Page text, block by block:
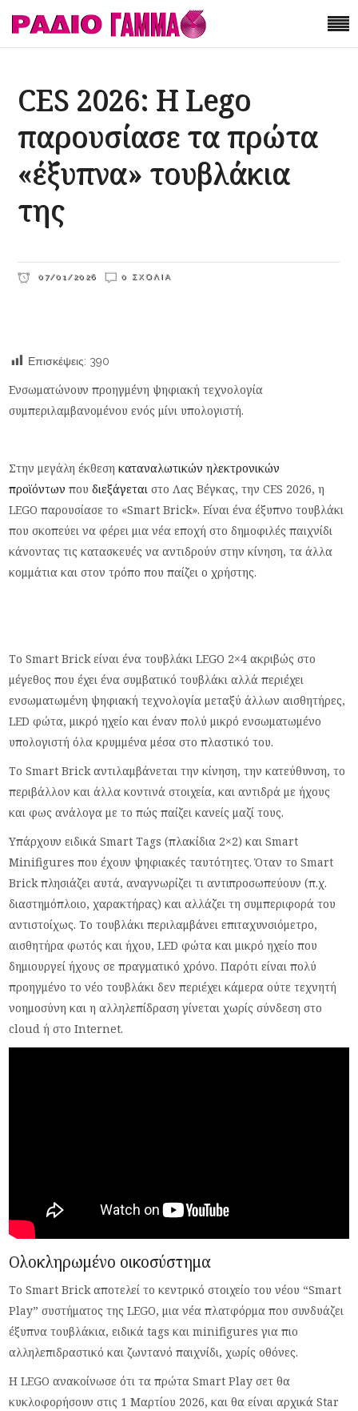
CES 2026: Η Lego
παρουσίασε τα πρώτα
«έξυπνα» τουβλάκια
της
07/01/2026 0 ΣΧΌΛΙΑ
Επισκέψεις: 390
Ενσωματώνουν προηγμένη ψηφιακή τεχνολογία
συμπεριλαμβανομένου ενός μίνι υπολογιστή.
Στην μεγάλη έκθεσηκαταναλωτικών ηλεκτρονικών
προϊόντων που διεξάγεται στο Λας Βέγκας, την CES 2026, η
LEGO παρουσίασε το «Smart Brick». Είναι ένα έξυπνο τουβλάκι
που σκοπεύει να φέρει μια νέα εποχή στο δημοφιλές παιχνίδι
κάνοντας τις κατασκευές να αντιδρούν στην κίνηση, τα άλλα
κομμάτια και στον τρόπο που παίζει ο χρήστης.
Το Smart Brick είναι ένα τουβλάκι LEGO 2×4 ακριβώς στο
μέγεθος που έχει ένα συμβατικό τουβλάκι αλλά περιέχει
ενσωματωμένη ψηφιακή τεχνολογία μεταξύ άλλων αισθητήρες,
LED φώτα, μικρό ηχείο και έναν πολύ μικρό ενσωματωμένο
υπολογιστή όλα κρυμμένα μέσα στο πλαστικό του.
Το Smart Brick αντιλαμβάνεται την κίνηση, την κατεύθυνση, το
περιβάλλον και άλλα κοντινά στοιχεία, και αντιδρά με ήχους
και φως ανάλογα με το πώς παίζει κανείς μαζί τους.
Υπάρχουν ειδικά Smart Tags (πλακίδια 2×2) και Smart
Minifigures που έχουν ψηφιακές ταυτότητες. Όταν το Smart
Brick πλησιάζει αυτά, αναγνωρίζει τι αντιπροσωπεύουν (π.χ.
διαστημόπλοιο, χαρακτήρας) και αλλάζει τη συμπεριφορά του
αντιστοίχως. Το τουβλάκι περιλαμβάνει επιταχυνσιόμετρο,
αισθητήρα φωτός και ήχου, LED φώτα και μικρό ηχείο που
δημιουργεί ήχους σε πραγματικό χρόνο. Παρότι είναι πολύ
προηγμένο το νέο τουβλάκι δεν περιέχει κάμερα ούτε τεχνητή
νοημοσύνη και η αλληλεπίδραση γίνεται χωρίς σύνδεση στο
cloud ή στο Internet.
Ολοκληρωμένο οικοσύστημα
Το Smart Brick αποτελεί το κεντρικό στοιχείο του νέου “Smart
Play” συστήματος της LEGO, μια νέα πλατφόρμα που συνδυάζει
έξυπνα τουβλάκια, ειδικά tags και minifigures για πιο
αλληλεπιδραστικό και ζωντανό παιχνίδι, χωρίς οθόνες.
Η LEGO ανακοίνωσε ότι τα πρώτα Smart Play σετ θα
κυκλοφορήσουν στις 1 Μαρτίου 2026, και θα είναι αρχικά Star